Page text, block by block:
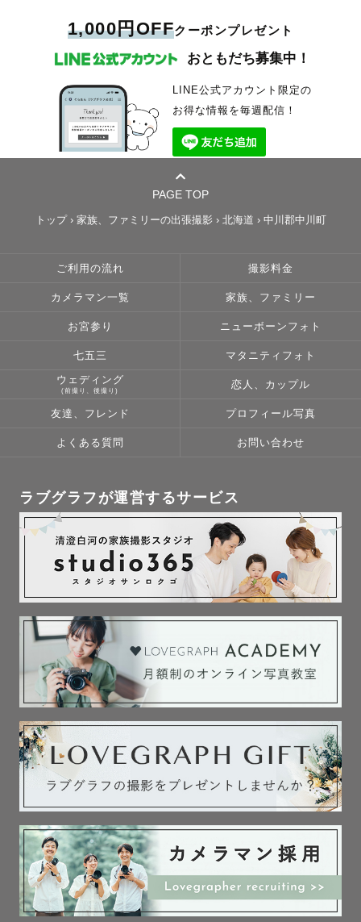
1,000円OFFクーポンプレゼント
おともだち募集中！
LINE公式アカウント限定の
お得な情報を毎週配信！
PAGE TOP
トップ› 家族、ファミリーの出張撮影 › 北海道 › 中川郡中川町
ご利用の流れ 撮影料金
カメラマン一覧 家族、ファミリー
お宮参り ニューボーンフォト
七五三 マタニティフォト
ウェディング
(前撮り、後撮り)
恋人、カップル
友達、フレンド プロフィール写真
よくある質問 お問い合わせ
ラブグラフが運営するサービス